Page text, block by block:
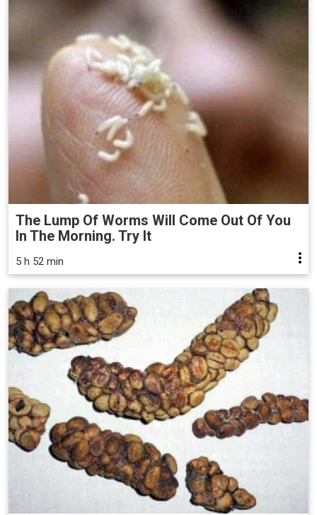
The Lump Of Worms Will Come Out Of You
In The Morning. Try It
5 h 52 min